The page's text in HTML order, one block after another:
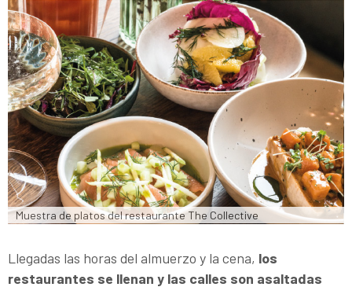
Muestra de platos del restaurante The Collective
Llegadas las horas del almuerzo y la cena, los
restaurantes se llenan y las calles son asaltadas